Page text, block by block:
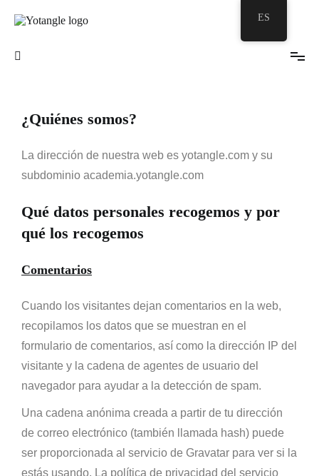
¿Quiénes somos?
La dirección de nuestra web es yotangle.com y su
subdominio academia.yotangle.com
Qué datos personales recogemos y por
qué los recogemos
Comentarios
Cuando los visitantes dejan comentarios en la web,
recopilamos los datos que se muestran en el
formulario de comentarios, así como la dirección IP del
visitante y la cadena de agentes de usuario del
navegador para ayudar a la detección de spam.
Una cadena anónima creada a partir de tu dirección
de correo electrónico (también llamada hash) puede
ser proporcionada al servicio de Gravatar para ver si la
estás usando. La política de privacidad del servicio
ES